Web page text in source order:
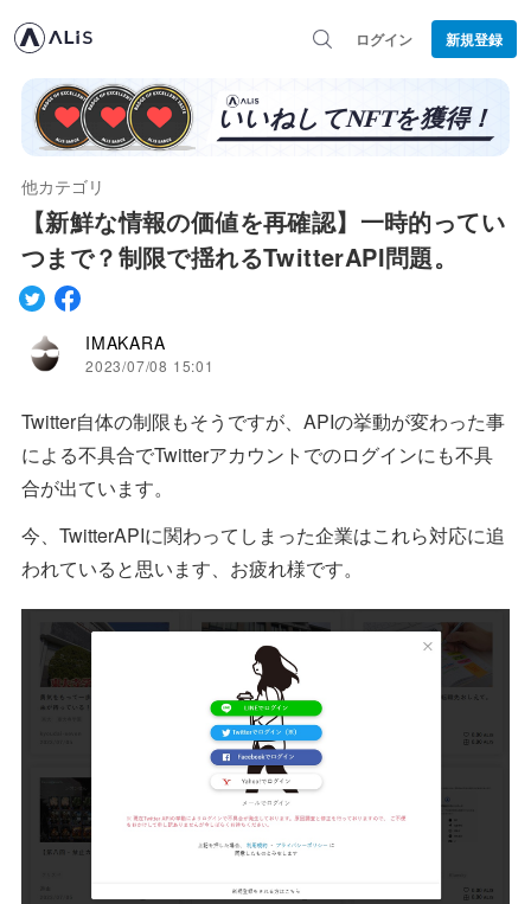
ログイン 新規登録
他カテゴリ
【新鮮な情報の価値を再確認】一時的ってい
つまで？制限で揺れるTwitterAPI問題。
IMAKARA
2023/07/08 15:01
Twitter自体の制限もそうですが、APIの挙動が変わった事
による不具合でTwitterアカウントでのログインにも不具
合が出ています。
今、TwitterAPIに関わってしまった企業はこれら対応に追
われていると思います、お疲れ様です。